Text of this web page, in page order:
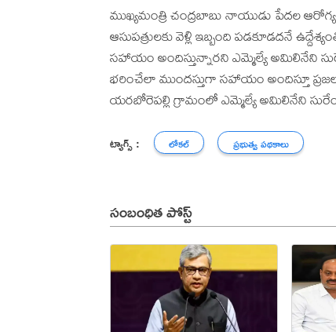
ముఖ్యమంత్రి చంద్రబాబు నాయుడు పేదల
ఆసుపత్రులకు వెళ్లి ఇబ్బంది పడకూడదనే
సహాయం అందిస్తున్నారని ఎమ్మెల్యే అమిలినేని
భరించేలా ముందస్తుగా సహాయం అందిస్తూ
యరబోరెపల్లి గ్రామంలో ఎమ్మెల్యే అమిలినేని
ట్యాగ్స్ : లోకల్ ప్రభుత్వ పథకాలు
సంబంధిత పోస్ట్